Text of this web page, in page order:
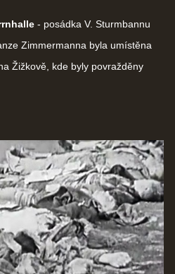
- posádka V. Sturmbannu
Zimmermanna byla umístěna
Žižkově, kde byly povražděny